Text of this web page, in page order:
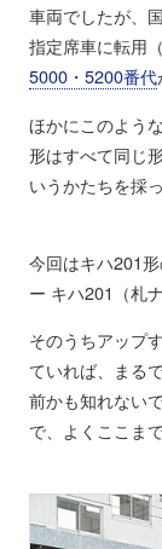
車両でしたが、
指定席車に転用
5000・5200番代
ほかにこのよう
形はすべて同じ
いうかたちを採
今回はキハ201
ー キハ201（札
そのうちアップ
ていれば、まる
前かも知れない
で、よくここま